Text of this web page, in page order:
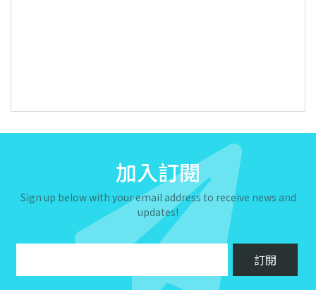
加入訂閱
Sign up below with your email address to receive news and
updates!